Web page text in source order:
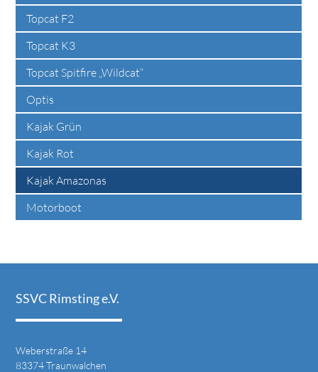
Topcat F2
Topcat K3
Topcat Spitfire „Wildcat“
Optis
Kajak Grün
Kajak Rot
Kajak Amazonas
Motorboot
SSVC Rimsting e.V.
Weberstraße 14
83374 Traunwalchen